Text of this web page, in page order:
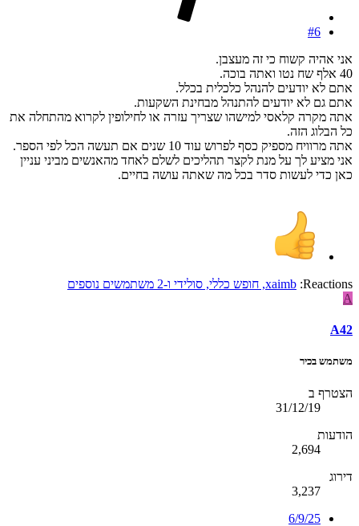
#6
אני אהיה קשוח כי זה מעצבן.
40 אלף שח נטו ואתה בוכה.
אתם לא יודעים להנהל כלכלית בכלל.
אתם גם לא יודעים להתנהל מבחינת השקעות.
אתה מקרה קלאסי למישהו שצריך עזרה או לחילופין לקרוא מהתחלה את
כל הבלוג הזה.
אתה מרוויח מספיק כסף לפרוש עוד 10 שנים אם תעשה הכל לפי הספר.
אני מציע לך על מנת לקצר תהליכים לשלם לאחד מהאנשים מביני עניין
כאן כדי לעשות סדר בכל מה שאתה עושה בחיים.
Reactions:
xaimb
, חופש כללי, סולידי ו-2 משתמשים נוספים
A
A42
משתמש בכיר
הצטרף ב
31/12/19
הודעות
2,694
דירוג
3,237
6/9/25